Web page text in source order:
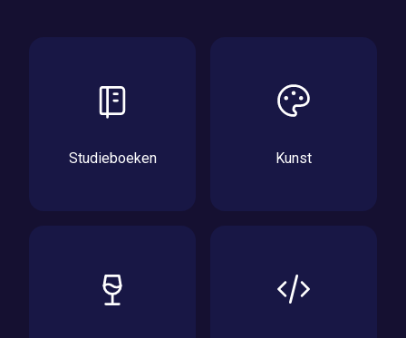
Studieboeken Kunst